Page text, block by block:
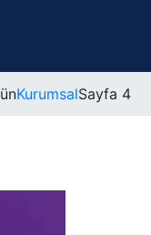
KurumsalSayfa 4